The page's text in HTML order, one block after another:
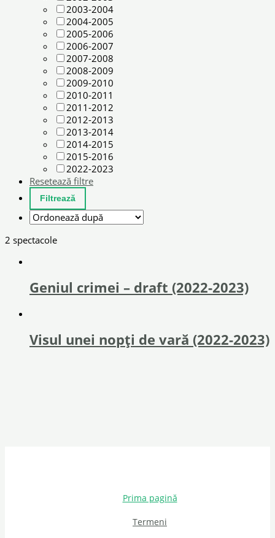
2003-2004
2004-2005
2005-2006
2006-2007
2007-2008
2008-2009
2009-2010
2010-2011
2011-2012
2012-2013
2013-2014
2014-2015
2015-2016
2022-2023
Resetează filtre
2 spectacole
Geniul crimei – draft (2022-2023)
Visul unei nopți de vară (2022-2023)
Prima pagină
Termeni